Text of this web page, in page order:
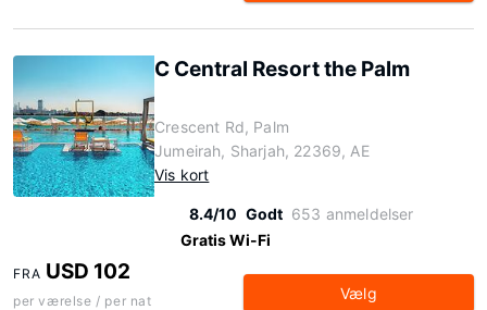
C Central Resort the Palm
Crescent Rd, Palm
Jumeirah, Sharjah, 22369, AE
Vis kort
8.4/10 Godt 653 anmeldelser
Gratis Wi-Fi
FRA USD 102
per værelse / per nat Vælg